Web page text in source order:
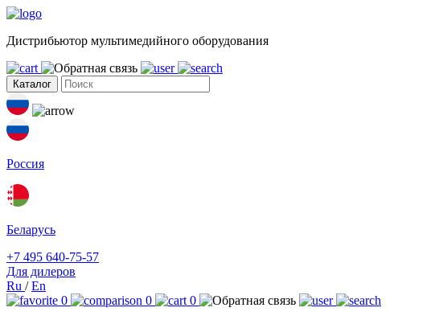
Дистрибьютор мультимедийного оборудования
Каталог
Россия
Беларусь
+7 495 640-75-57
Для дилеров
Ru /En
0
0
0